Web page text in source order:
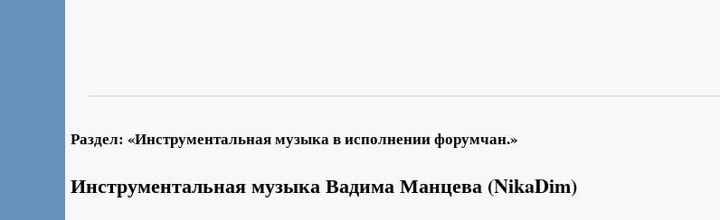
Раздел: «Инструментальная музыка в исполнении форумчан.»
Инструментальная музыка Вадима Манцева (NikaDim)